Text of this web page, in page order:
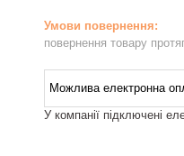
повернення товару
У компанії підключені